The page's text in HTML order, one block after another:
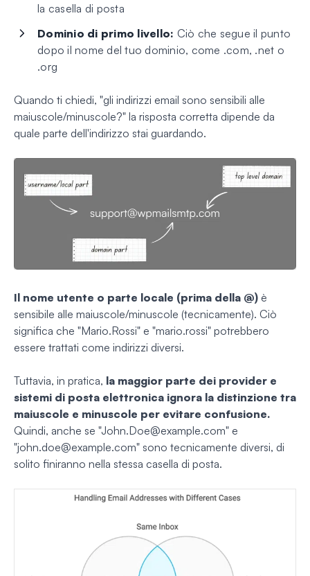
la casella di posta
Dominio di primo livello: Ciò che segue il punto
dopo il nome del tuo dominio, come .com, .net o
.org
Quando ti chiedi, "gli indirizzi email sono sensibili alle
maiuscole/minuscole?" la risposta corretta dipende da
quale parte dell'indirizzo stai guardando.
Il nome utente o parte locale (prima della @) è
sensibile alle maiuscole/minuscole (tecnicamente). Ciò
significa che "Mario.Rossi" e "mario.rossi" potrebbero
essere trattati come indirizzi diversi.
Tuttavia, in pratica, la maggior parte dei provider e
sistemi di posta elettronica ignora la distinzione tra
maiuscole e minuscole per evitare confusione.
Quindi, anche se "John.Doe@example.com" e
"john.doe@example.com" sono tecnicamente diversi, di
solito finiranno nella stessa casella di posta.